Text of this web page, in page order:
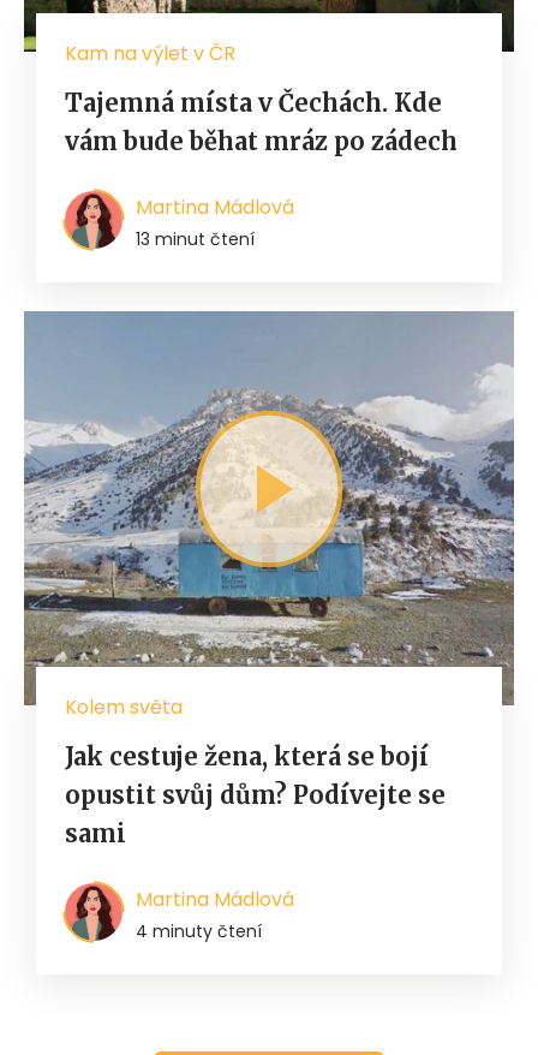
Kam na výlet v ČR
Tajemná místa v Čechách. Kde
vám bude běhat mráz po zádech
Martina Mádlová
13 minut čtení
Kolem světa
Jak cestuje žena, která se bojí
opustit svůj dům? Podívejte se
sami
Martina Mádlová
4 minuty čtení